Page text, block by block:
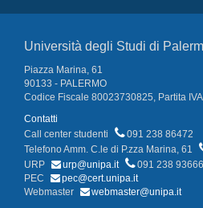
Università degli Studi di
Piazza Marina, 61
90133 - PALERMO
Codice Fiscale 80023730825, Partita
Contatti
Call center studenti
091 238 86472
Telefono Amm. C.le di P.zza Marina, 61
URP
urp@unipa.it
091 238 93666
PEC
pec@cert.unipa.it
Webmaster
webmaster@unipa.it